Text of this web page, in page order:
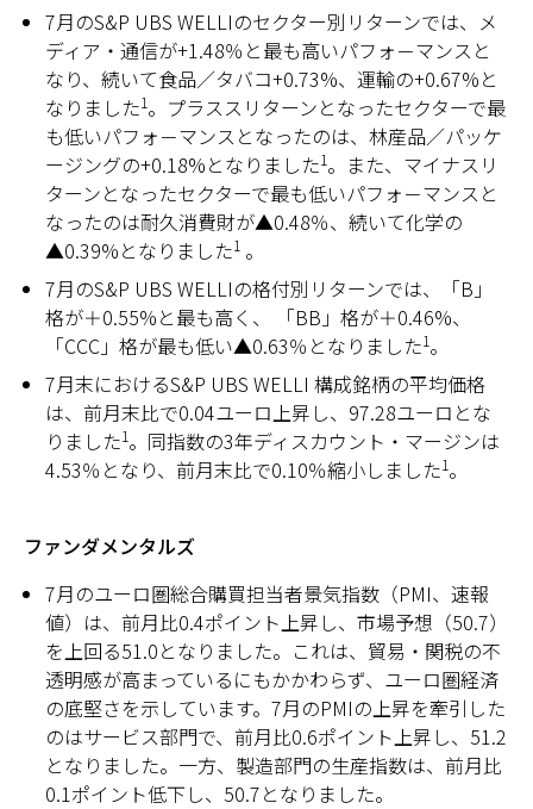
7月のS&P UBS WELLIのセクター別リターンでは、メ
ディア・通信が+1.48％と最も高いパフォ－マンスと
なり、続いて食品／タバコ+0.73%、運輸の+0.67%と
なりました1。プラススリターンとなったセクターで最
も低いパフォ－マンスとなったのは、林産品／パッケ
ージングの+0.18%となりました1。また、マイナスリ
ターンとなったセクターで最も低いパフォ－マンスと
なったのは耐久消費財が▲0.48％、続いて化学の
▲0.39%となりました1 。
7月のS&P UBS WELLIの格付別リターンでは、「B」
格が＋0.55%と最も高く、 「BB」格が＋0.46%、
「CCC」格が最も低い▲0.63％となりました1。
7月末におけるS&P UBS WELLI 構成銘柄の平均価格
は、前月末比で0.04ユーロ上昇し、97.28ユーロとな
りました1。同指数の3年ディスカウント・マージンは
4.53％となり、前月末比で0.10％縮小しました1。
ファンダメンタルズ
7月のユーロ圏総合購買担当者景気指数（PMI、速報
値）は、前月比0.4ポイント上昇し、市場予想（50.7）
を上回る51.0となりました。これは、貿易・関税の不
透明感が高まっているにもかかわらず、ユーロ圏経済
の底堅さを示しています。7月のPMIの上昇を牽引した
のはサービス部門で、前月比0.6ポイント上昇し、51.2
となりました。一方、製造部門の生産指数は、前月比
0.1ポイント低下し、50.7となりました。